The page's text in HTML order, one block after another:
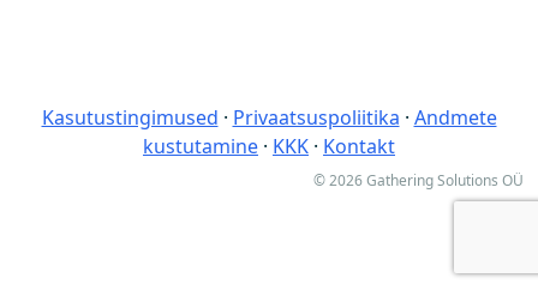
Kasutustingimused · Privaatsuspoliitika · Andmete
kustutamine · KKK · Kontakt
© 2026 Gathering Solutions OÜ